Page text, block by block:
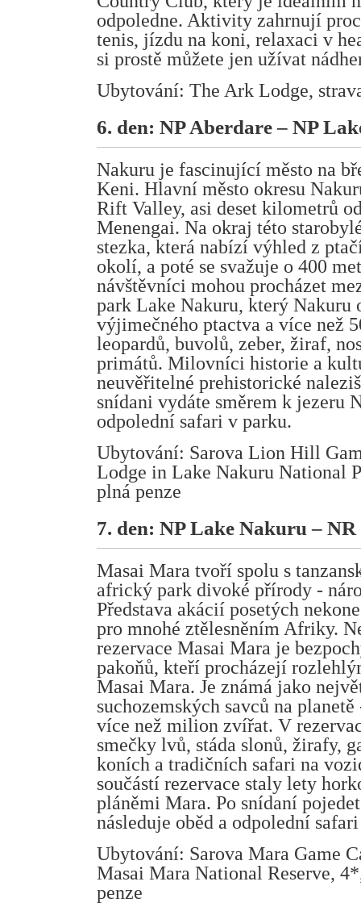
odpoledne. Aktivity zahrnují
tenis, jízdu na koni, relaxaci v
si prostě můžete jen užívat
Ubytování: The Ark Lodge,
6. den: NP Aberdare – NP
Nakuru je fascinující město na
Keni. Hlavní město okresu
Rift Valley, asi deset kilometrů
Menengai. Na okraj této
stezka, která nabízí výhled z
okolí, a poté se svažuje o 400
návštěvníci mohou procházet
park Lake Nakuru, který Nakuru
výjimečného ptactva a více než
leopardů, buvolů, zeber, žiraf,
primátů. Milovníci historie a
neuvěřitelné prehistorické
snídani vydáte směrem k jezeru
odpolední safari v parku.
Ubytování: Sarova Lion Hill
Lodge in Lake Nakuru National
plná penze
7. den: NP Lake Nakuru –
Masai Mara tvoří spolu s
africký park divoké přírody -
Představa akácií posetých
pro mnohé ztělesněním Afriky.
rezervace Masai Mara je
pakoňů, kteří procházejí
Masai Mara. Je známá jako
suchozemských savců na
více než milion zvířat. V
smečky lvů, stáda slonů, žirafy,
koních a tradičních safari na
součástí rezervace staly lety
pláněmi Mara. Po snídaní
následuje oběd a odpolední
Ubytování: Sarova Mara Game
Masai Mara National Reserve,
penze